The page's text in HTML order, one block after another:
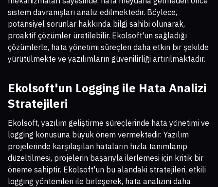
sistem davranışları analiz edilmektedir. Böylece,
potansiyel sorunlar hakkında bilgi sahibi olunarak,
proaktif çözümler üretilebilir. Ekolsoft'un sağladığı
çözümlerle, hata yönetimi süreçleri daha etkin bir şekilde
yürütülmekte ve yazılımların güvenilirliği artırılmaktadır.
Ekolsoft'un Logging ile Hata Analizi
Stratejileri
Ekolsoft, yazılım geliştirme süreçlerinde hata yönetimi ve
logging konusuna büyük önem vermektedir. Yazılım
projelerinde karşılaşılan hataların hızla tanımlanıp
düzeltilmesi, projelerin başarıyla ilerlemesi için kritik bir
öneme sahiptir. Ekolsoft'un bu alandaki stratejileri, etkili
logging yöntemleri ile birleşerek, hata analizini daha